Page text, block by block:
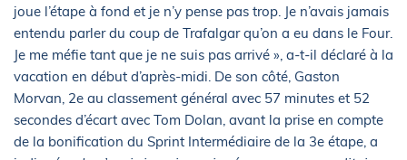
joue l’étape à fond et je n’y pense pas trop. Je n’avais jamais
entendu parler du coup de Trafalgar qu’on a eu dans le Four.
Je me méfie tant que je ne suis pas arrivé », a-t-il déclaré à la
vacation en début d’après-midi. De son côté, Gaston
Morvan, 2e au classement général avec 57 minutes et 52
secondes d’écart avec Tom Dolan, avant la prise en compte
de la bonification du Sprint Intermédiaire de la 3e étape, a